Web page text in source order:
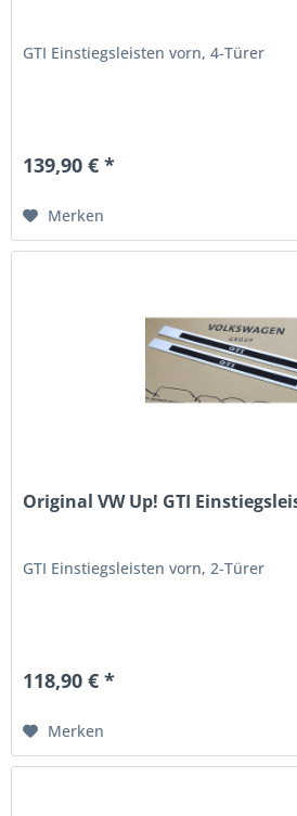
GTI Einstiegsleisten vorn, 4-Türer
139,90 € *
Merken
Original VW Up! GTI
GTI Einstiegsleisten vorn, 2-Türer
118,90 € *
Merken